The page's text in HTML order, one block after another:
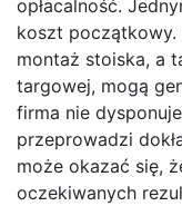
opłacalność.
koszt
montaż stoiska, a
targowej, mogą
firma nie
przeprowadzi
może okazać się,
oczekiwanych